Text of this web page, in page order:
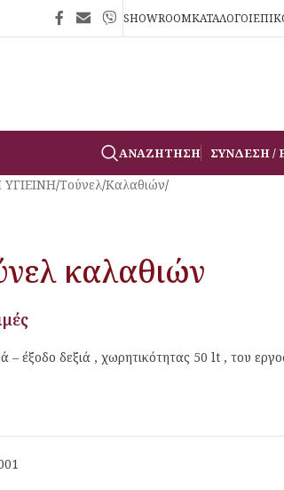
SHOWROOMΚΑΤΑΛΟΓΟΙ
ΑΝΑΖΉΤΗΣΗ ΣΎΝΔΕΣΗ /
/Τούνελ/Καλαθιών/
καλαθιών
– έξοδο δεξιά , χωρητικότητας 50 lt , του